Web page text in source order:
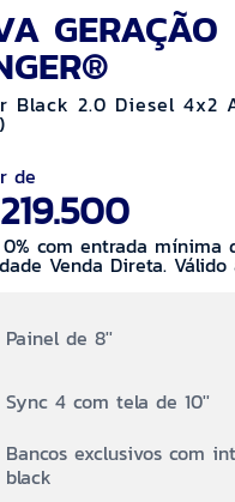
GERAÇÃO
Black 2.0 Diesel 4x2
de
0% com entrada mínima
Venda Direta.
Painel de 8''
Sync 4 com tela de 10''
Bancos exclusivos com
black